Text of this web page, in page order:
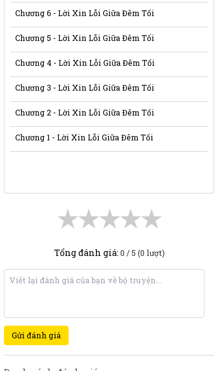
Chương 6 - Lời Xin Lỗi Giữa Đêm Tối
Chương 5 - Lời Xin Lỗi Giữa Đêm Tối
Chương 4 - Lời Xin Lỗi Giữa Đêm Tối
Chương 3 - Lời Xin Lỗi Giữa Đêm Tối
Chương 2 - Lời Xin Lỗi Giữa Đêm Tối
Chương 1 - Lời Xin Lỗi Giữa Đêm Tối
★
★
★
★
★
Tổng đánh giá: 0 / 5 (0 lượt)
Gửi đánh giá